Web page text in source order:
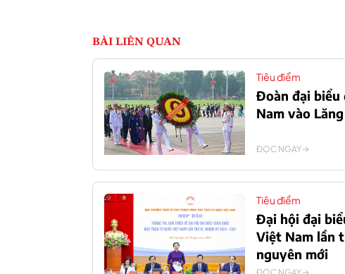
BÀI LIÊN QUAN
Tiêu điểm
Đoàn đại
Nam vào
ĐỌC NGAY
Tiêu điểm
Đại hội đại
Việt Nam lần
nguyên mới
ĐỌC NGAY